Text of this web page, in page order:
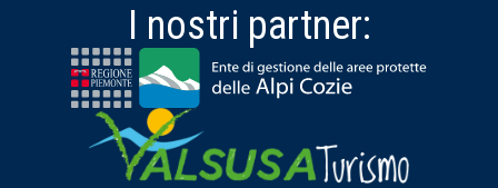
I nostri partner: